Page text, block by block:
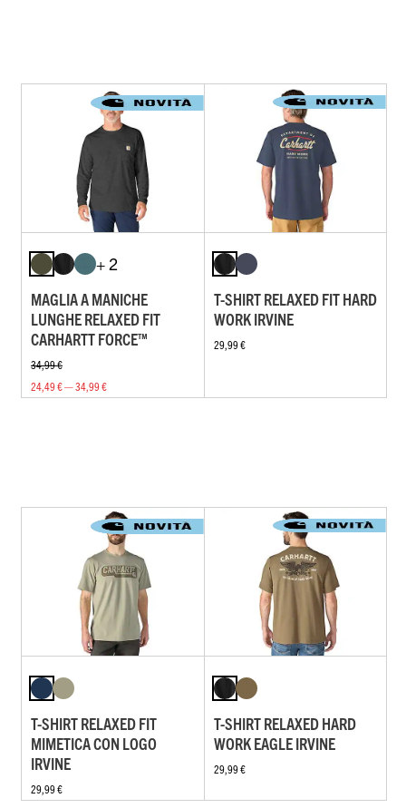
+ 2
MAGLIA A MANICHE
LUNGHE RELAXED FIT
CARHARTT FORCE™
34,99 €
24,49 € — 34,99 €
T-SHIRT RELAXED FIT HARD
WORK IRVINE
29,99 €
T-SHIRT RELAXED FIT
MIMETICA CON LOGO
IRVINE
29,99 €
T-SHIRT RELAXED HARD
WORK EAGLE IRVINE
29,99 €